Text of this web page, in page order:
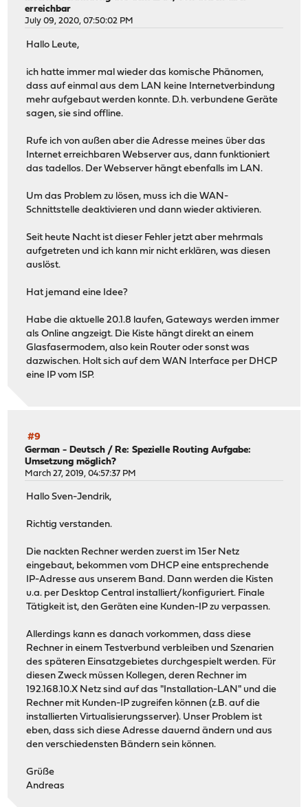
erreichbar
July 09, 2020, 07:50:02 PM
Hallo Leute,
ich hatte immer mal wieder das komische Phänomen,
dass auf einmal aus dem LAN keine Internetverbindung
mehr aufgebaut werden konnte. D.h. verbundene Geräte
sagen, sie sind offline.
Rufe ich von außen aber die Adresse meines über das
Internet erreichbaren Webserver aus, dann funktioniert
das tadellos. Der Webserver hängt ebenfalls im LAN.
Um das Problem zu lösen, muss ich die WAN-
Schnittstelle deaktivieren und dann wieder aktivieren.
Seit heute Nacht ist dieser Fehler jetzt aber mehrmals
aufgetreten und ich kann mir nicht erklären, was diesen
auslöst.
Hat jemand eine Idee?
Habe die aktuelle 20.1.8 laufen, Gateways werden immer
als Online angzeigt. Die Kiste hängt direkt an einem
Glasfasermodem, also kein Router oder sonst was
dazwischen. Holt sich auf dem WAN Interface per DHCP
eine IP vom ISP.
#9
German - Deutsch / Re: Spezielle Routing Aufgabe:
Umsetzung möglich?
March 27, 2019, 04:57:37 PM
Hallo Sven-Jendrik,
Richtig verstanden.
Die nackten Rechner werden zuerst im 15er Netz
eingebaut, bekommen vom DHCP eine entsprechende
IP-Adresse aus unserem Band. Dann werden die Kisten
u.a. per Desktop Central installiert/konfiguriert. Finale
Tätigkeit ist, den Geräten eine Kunden-IP zu verpassen.
Allerdings kann es danach vorkommen, dass diese
Rechner in einem Testverbund verbleiben und Szenarien
des späteren Einsatzgebietes durchgespielt werden. Für
diesen Zweck müssen Kollegen, deren Rechner im
192.168.10.X Netz sind auf das "Installation-LAN" und die
Rechner mit Kunden-IP zugreifen können (z.B. auf die
installierten Virtualisierungsserver). Unser Problem ist
eben, dass sich diese Adresse dauernd ändern und aus
den verschiedensten Bändern sein können.
Grüße
Andreas